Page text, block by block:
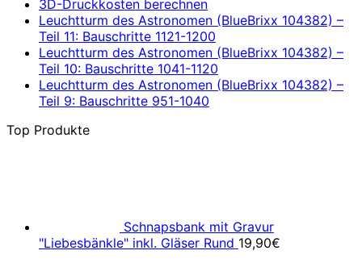
3D-Druckkosten berechnen
Leuchtturm des Astronomen (BlueBrixx 104382) –
Teil 11: Bauschritte 1121-1200
Leuchtturm des Astronomen (BlueBrixx 104382) –
Teil 10: Bauschritte 1041-1120
Leuchtturm des Astronomen (BlueBrixx 104382) –
Teil 9: Bauschritte 951-1040
Top Produkte
Schnapsbank mit Gravur
"Liebesbänkle" inkl. Gläser Rund 19,90€